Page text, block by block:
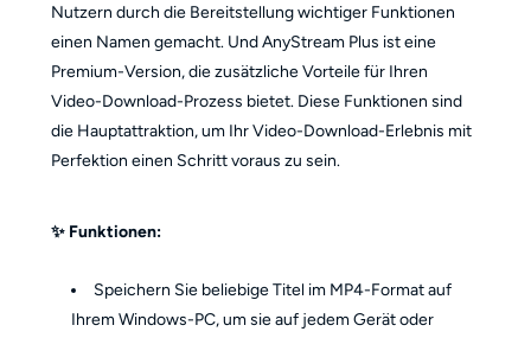
Nutzern durch die Bereitstellung wichtiger Funktionen
einen Namen gemacht. Und AnyStream Plus ist eine
Premium-Version, die zusätzliche Vorteile für Ihren
Video-Download-Prozess bietet. Diese Funktionen sind
die Hauptattraktion, um Ihr Video-Download-Erlebnis mit
Perfektion einen Schritt voraus zu sein.
✨ Funktionen:
Speichern Sie beliebige Titel im MP4-Format auf
Ihrem Windows-PC, um sie auf jedem Gerät oder